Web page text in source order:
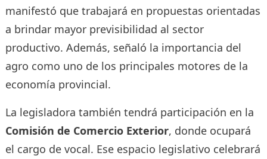
manifestó que trabajará en propuestas orientadas
a brindar mayor previsibilidad al sector
productivo. Además, señaló la importancia del
agro como uno de los principales motores de la
economía provincial.
La legisladora también tendrá participación en la
Comisión de Comercio Exterior, donde ocupará
el cargo de vocal. Ese espacio legislativo celebrará